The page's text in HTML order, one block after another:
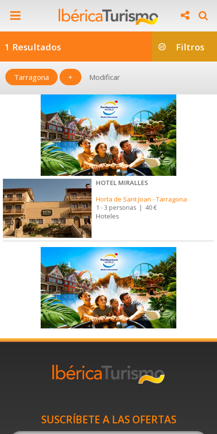
1 Resultados Filtros
Tarragona + Modificar
HOTEL MIRALLES
Horta de Sant Joan -Tarragona
1 - 3 personas | 40 €
Hoteles
SUSCRÍBETE A LAS OFERTAS